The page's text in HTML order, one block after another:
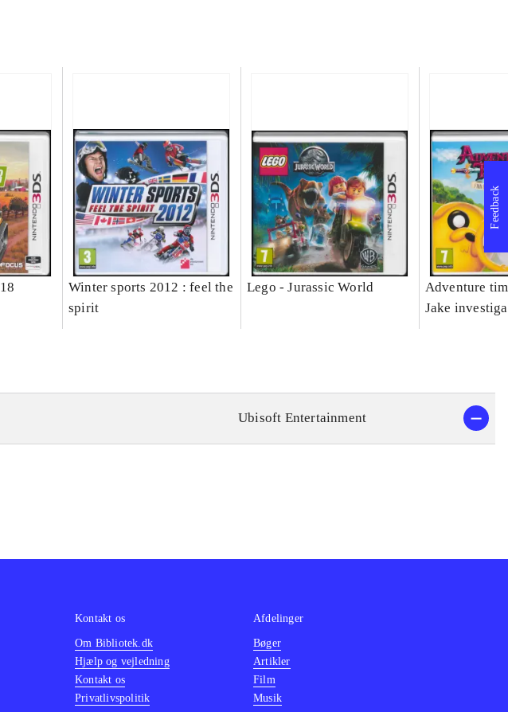
Winter sports 2012 : feel the
spirit
Lego - Jurassic World
Adventure
Jake
Ubisoft Entertainment
Feedback
Kontakt os
Om Bibliotek.dk
Hjælp og vejledning
Kontakt os
Privatlivspolitik
Afdelinger
Bøger
Artikler
Film
Musik